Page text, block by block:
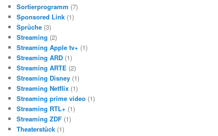
Sortierprogramm (7)
Sponsored Link (1)
Sprüche (3)
Streaming (2)
Streaming Apple tv+ (1)
Streaming ARD (1)
Streaming ARTE (2)
Streaming Disney (1)
Streaming Netflix (1)
Streaming prime video (1)
Streaming RTL+ (1)
Streaming ZDF (1)
Theaterstück (1)